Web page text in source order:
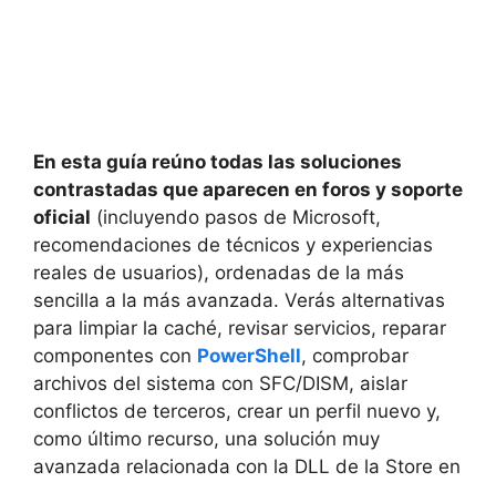
En esta guía reúno todas las soluciones
contrastadas que aparecen en foros y soporte
oficial (incluyendo pasos de Microsoft,
recomendaciones de técnicos y experiencias
reales de usuarios), ordenadas de la más
sencilla a la más avanzada. Verás alternativas
para limpiar la caché, revisar servicios, reparar
componentes con PowerShell, comprobar
archivos del sistema con SFC/DISM, aislar
conflictos de terceros, crear un perfil nuevo y,
como último recurso, una solución muy
avanzada relacionada con la DLL de la Store en